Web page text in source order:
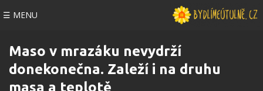
☰ MENU
Maso v mrazáku nevydrží
donekonečna. Zaleží i na druhu
masa a teplotě